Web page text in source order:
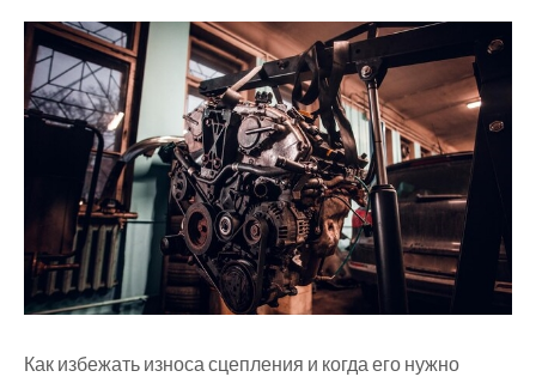
Как избежать износа сцепления и когда его нужно